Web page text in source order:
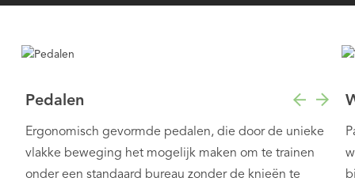
Pedalen
Ergonomisch gevormde pedalen, die door de unieke
vlakke beweging het mogelijk maken om te trainen
onder een standaard bureau zonder de knieën te